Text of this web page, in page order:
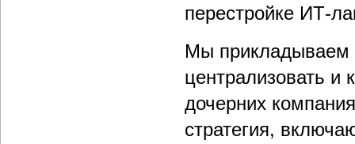
перестройке ИТ-
Мы прикладываем
централизовать и
дочерних
стратегия,